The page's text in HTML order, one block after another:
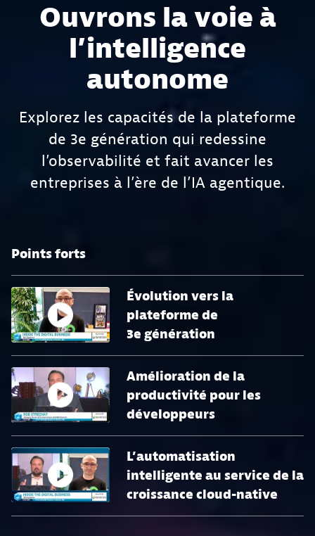
Ouvrons la voie à
l’intelligence
autonome
Explorez les capacités de la plateforme
de 3e génération qui redessine
l’observabilité et fait avancer les
entreprises à l’ère de l’IA agentique.
Points forts
Évolution vers la
plateforme de
3e génération
Amélioration de la
productivité pour les
développeurs
L’automatisation
intelligente au service de la
croissance cloud-native